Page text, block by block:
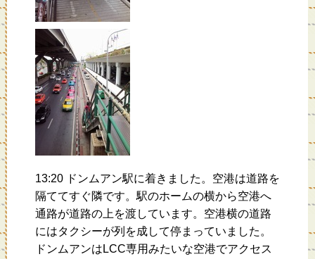
13:20 ドンムアン駅に着きました。空港は道路を
隔ててすぐ隣です。駅のホームの横から空港へ
通路が道路の上を渡しています。空港横の道路
にはタクシーが列を成して停まっていました。
ドンムアンはLCC専用みたいな空港でアクセス